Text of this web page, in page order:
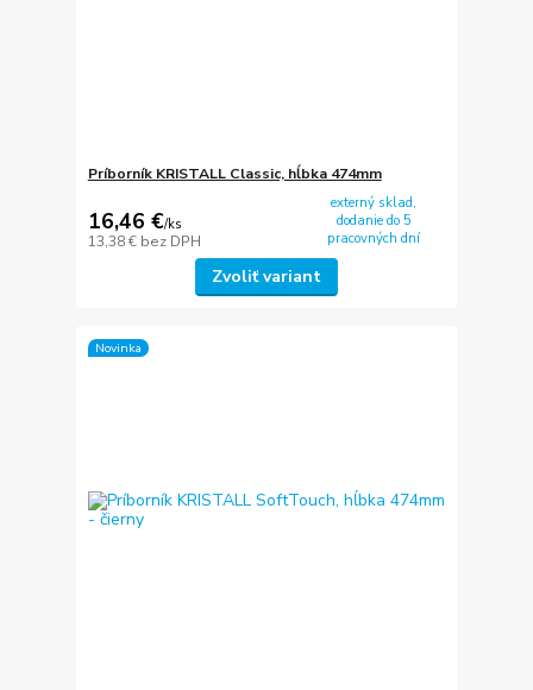
Príborník KRISTALL Classic, hĺbka 474mm
16,46 €/ks
13,38 € bez DPH
externý sklad,
dodanie do 5
pracovných dní
Zvoliť variant
Novinka